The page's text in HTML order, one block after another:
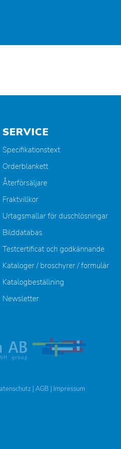
SERVICE
Specifikationstext
Orderblankett
Återförsäljare
Fraktvillkor
Urtagsmallar för duschlösningar
Bilddatabas
Testcertificat och godkännande
Kataloger / broschyrer / formulär
Katalogbeställning
Newsletter
|AGB | Impressum